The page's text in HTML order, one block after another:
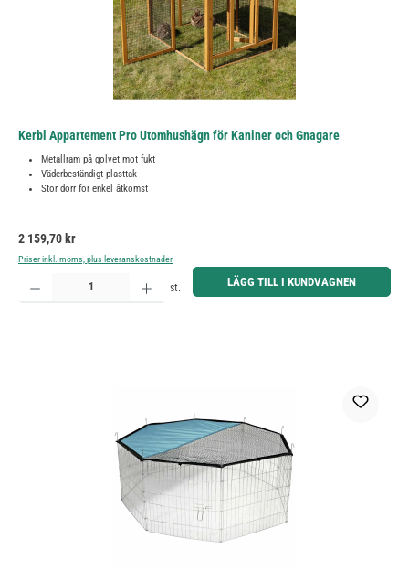
Kerbl Appartement Pro Utomhushägn för Kaniner och Gnagare
Metallram på golvet mot fukt
Väderbeständigt plasttak
Stor dörr för enkel åtkomst
Ordinarie pris:
2 159,70 kr
Priser inkl. moms, plus leveranskostnader
Produktkvantitet: Ange önskat belopp eller använd knapparna för att öka eller minska kvantiteten.
st. LÄGG TILL I KUNDVAGNEN